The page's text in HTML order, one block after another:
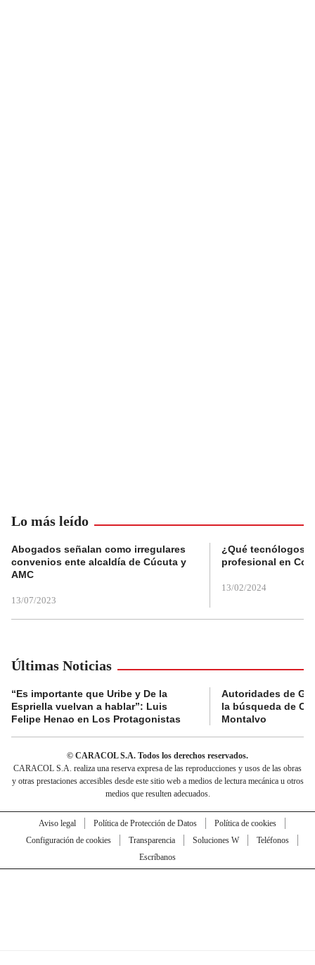
Lo más leído
Abogados señalan como irregulares
convenios ente alcaldía de Cúcuta y
AMC
13/07/2023
¿Qué tecnólogos
profesional en
13/02/2024
Últimas Noticias
“Es importante que Uribe y De la
Espriella vuelvan a hablar”: Luis
Felipe Henao en Los Protagonistas
Autoridades de
la búsqueda de
Montalvo
© CARACOL S.A. Todos los derechos reservados.
CARACOL S.A. realiza una reserva expresa de las reproducciones y usos de las obras
y otras prestaciones accesibles desde este sitio web a medios de lectura mecánica u otros
medios que resulten adecuados.
Aviso legal Política de Protección de Datos
Política de cookies
Configuración de cookies
Transparencia Soluciones W
Teléfonos
Escríbanos